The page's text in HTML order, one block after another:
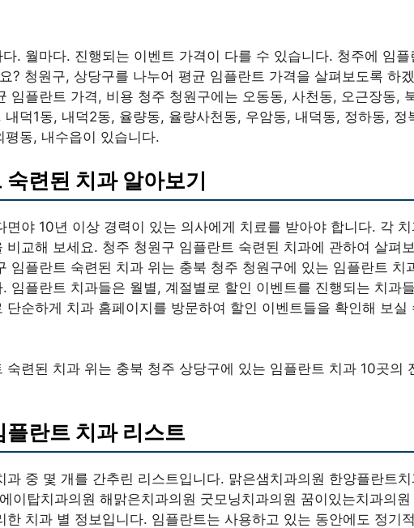
. 월마다. 진행되는 이벤트 가격이 다를 수 있습니다. 청주에 임플
? 청원구, 상당구를 나누어 평균 임플란트 가격을 살펴보도록 하
임플란트 가격, 비용 청주 청원구에는 오동동, 사천동, 오근장동,
덕1동, 내덕2동, 율량동, 율량사천동, 우암동, 내덕동, 정하동, 정
동, 내수읍이 있습니다.
련된 치과 알아보기
면야 10년 이상 경력이 있는 의사에게 치료를 받아야 합니다. 각 치
비교해 보세요. 청주 청원구 임플란트 숙련된 치과에 관하여 살펴
임플란트 숙련된 치과 위는 충북 청주 청원구에 있는 임플란트 치
임플란트 치과들은 월별, 계절별로 할인 이벤트를 진행되는 치과
단순하게 치과 홈페이지를 방문하여 할인 이벤트들을 확인해 보실
숙련된 치과 위는 충북 청주 상당구에 있는 임플란트 치과 10곳의
플란트 치과 리스트
과 중 몇 개를 간추린 리스트입니다. 맑은샘치과의원 한양플란트
이탑치과의원 해맑은치과의원 굿모닝치과의원 꿈이있는치과의원
한 치과 별 정보입니다. 임플란트는 사용하고 있는 동안에도 정기